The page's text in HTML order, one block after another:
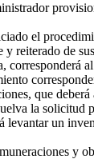
el
reiterado de
que
la solicitud
un
y